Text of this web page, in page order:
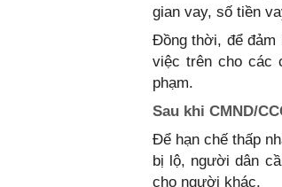
gian vay, số tiền
Đồng thời, để đảm
việc trên cho các
phạm.
Sau khi CMND/
Để hạn chế thấp
bị lộ, người dân
cho người khác.